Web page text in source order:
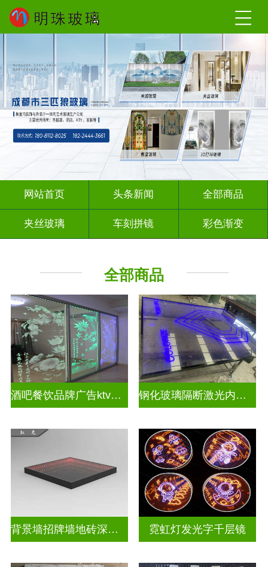
网站首页 头条新闻 全部商品
夹丝玻璃 车刻拼镜 彩色渐变
深 渊 镜
全部商品
酒吧餐饮品牌广告ktv激光内雕发光艺术玻璃 钢化玻璃隔断激光内雕护栏玻璃
背景墙招牌墙地砖深渊镜 霓虹灯发光字千层镜